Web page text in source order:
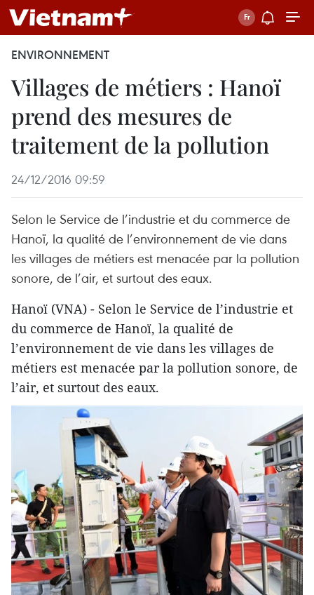
ENVIRONNEMENT
Villages de métiers : Hanoï
prend des mesures de
traitement de la pollution
24/12/2016 09:59
Selon le Service de l’industrie et du commerce de
Hanoï, la qualité de l’environnement de vie dans
les villages de métiers est menacée par la pollution
sonore, de l’air, et surtout des eaux.
​Hanoï (VNA) - Selon le Service de l’industrie et
du commerce de Hanoï, la qualité de
l’environnement de vie dans les villages de
métiers est menacée par la pollution sonore, de
l’air, et surtout des eaux.